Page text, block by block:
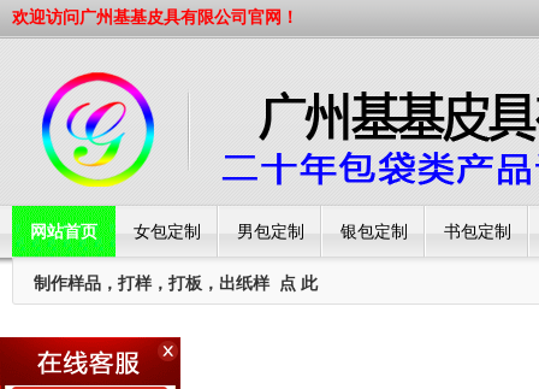
欢迎访问广州基基皮具有限公司官网！
网站首页 女包定制 男包定制 银包定制 书包定制
工厂简介
制作样品，打样，打板，出纸样 点 此